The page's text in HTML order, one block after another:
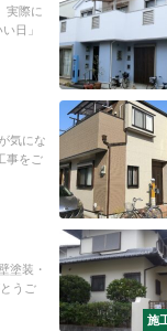
実際に
日」
気にな
事をご
塗装・
うご
施